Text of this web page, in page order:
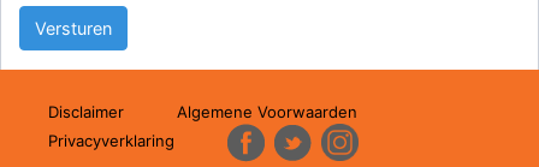
Disclaimer
Algemene Voorwaarden
Privacyverklaring